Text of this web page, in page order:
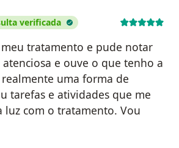
verificada
tratamento e pude notar
e ouve o que tenho a
uma forma de
tarefas e atividades que me
luz com o tratamento. Vou